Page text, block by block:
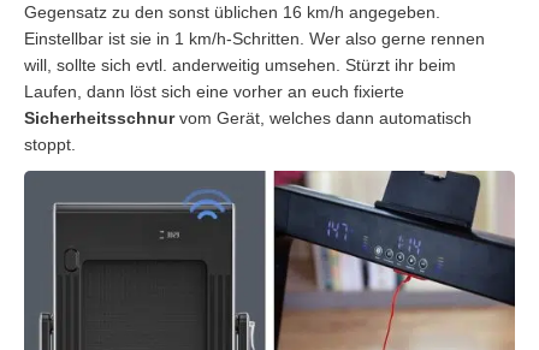
Gegensatz zu den sonst üblichen 16 km/h angegeben.
Einstellbar ist sie in 1 km/h-Schritten. Wer also gerne rennen
will, sollte sich evtl. anderweitig umsehen. Stürzt ihr beim
Laufen, dann löst sich eine vorher an euch fixierte
Sicherheitsschnurvom Gerät, welches dann automatisch
stoppt.